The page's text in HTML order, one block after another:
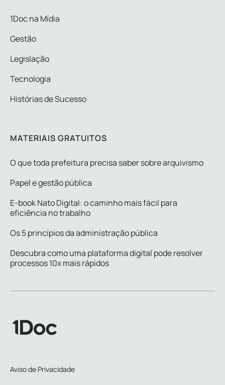
1Doc na Mídia
Gestão
Legislação
Tecnologia
Histórias de Sucesso
MATERIAIS GRATUITOS
O que toda prefeitura precisa saber sobre arquivismo
Papel e gestão pública
E-book Nato Digital: o caminho mais fácil para
eficiência no trabalho
Os 5 princípios da administração pública
Descubra como uma plataforma digital pode resolver
processos 10x mais rápidos
Aviso de Privacidade